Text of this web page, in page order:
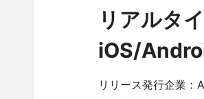
リアルタ
iOS/
リリース発行企業：